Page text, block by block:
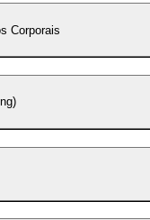
Corporais